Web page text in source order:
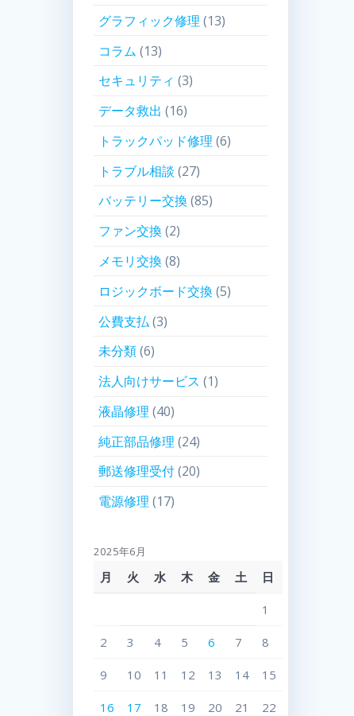
グラフィック修理 (13)
コラム (13)
セキュリティ (3)
データ救出 (16)
トラックパッド修理 (6)
トラブル相談 (27)
バッテリー交換 (85)
ファン交換 (2)
メモリ交換 (8)
ロジックボード交換 (5)
公費支払(3)
未分類(6)
法人向けサービス (1)
液晶修理 (40)
純正部品修理 (24)
郵送修理受付(20)
電源修理 (17)
2025年6月
月 火 水 木 金 土 日
1
2 3 4 5 6 7 8
9 10 11 12 13 14 15
16 17 18 19 20 21 22